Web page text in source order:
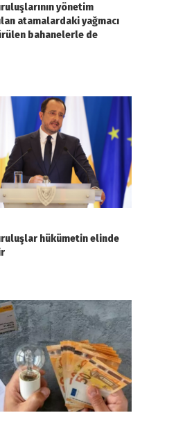
yönetim
atamalardaki yağmacı
bahanelerle de
hükümetin elinde